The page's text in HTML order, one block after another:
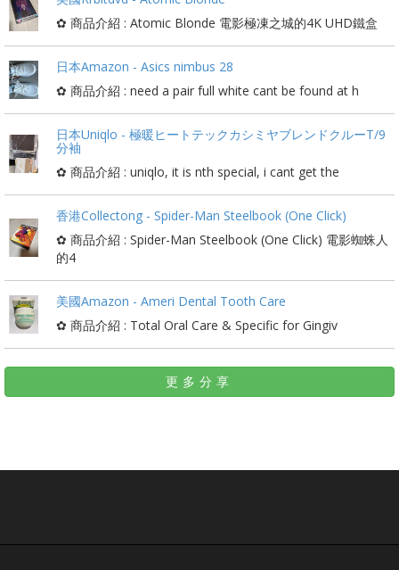
✿ 商品介紹 : Atomic Blonde 電影極凍之城的4K UHD鐵盒
日本Amazon - Asics nimbus 28
✿ 商品介紹 : need a pair full white cant be found at h
日本Uniqlo - 極暖ヒートテックカシミヤブレンドクルーT/9
分袖
✿ 商品介紹 : uniqlo, it is nth special, i cant get the
香港Collectong - Spider-Man Steelbook (One Click)
✿ 商品介紹 : Spider-Man Steelbook (One Click) 電影蜘蛛人
的4
美國Amazon - Ameri Dental Tooth Care
✿ 商品介紹 : Total Oral Care & Specific for Gingiv
更多分享